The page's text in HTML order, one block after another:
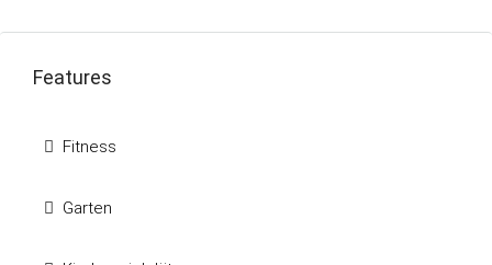
Features
Fitness
Garten